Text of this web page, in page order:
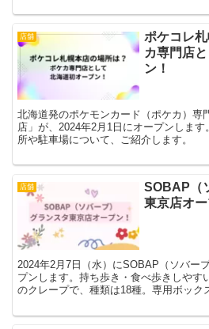
店舗
ポケコレ
カ専門店
ン！
北海道発のポケモンカード（ポケカ）専
店」が、2024年2月1日にオープンしま
所や駐車場について、ご紹介します。
店舗
SOBAP（
東京店オ
2024年2月7日（水）にSOBAP（ソバー
プンします。持ち歩き・食べ歩きしやす
のクレープで、種類は18種。専用ボック